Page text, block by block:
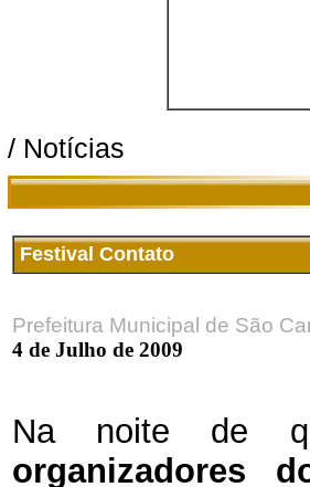
/ Notícias
Festival Contato
Prefeitura Municipal de São
4 de Julho de 2009
Na noite de
organizadores